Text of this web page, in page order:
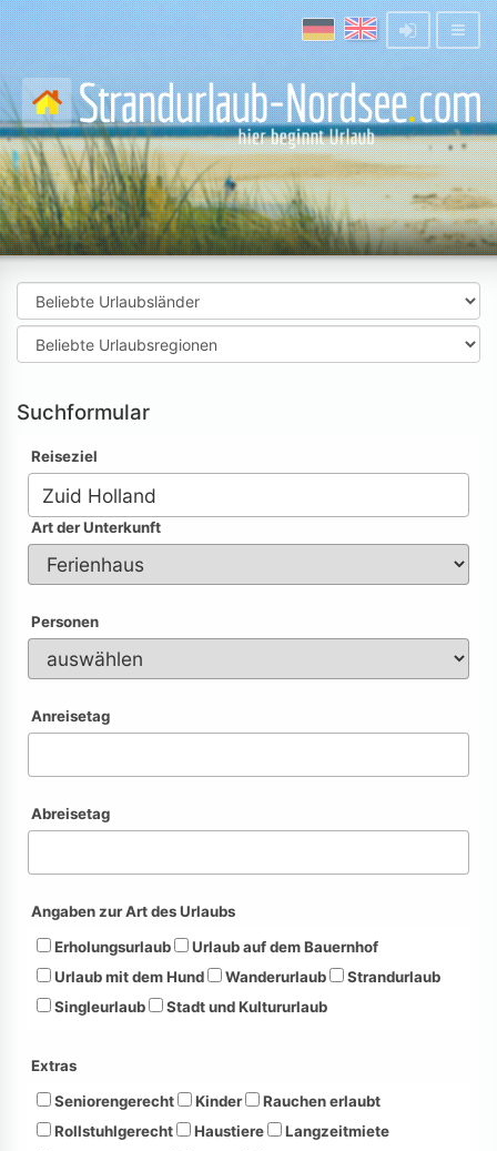
Suchformular
Reiseziel
Art der Unterkunft
Personen
Anreisetag
Abreisetag
Angaben zur Art des Urlaubs
Erholungsurlaub
Urlaub auf dem Bauernhof
Urlaub mit dem Hund
Wanderurlaub
Strandurlaub
Singleurlaub
Stadt und Kultururlaub
Extras
Seniorengerecht
Kinder
Rauchen erlaubt
Rollstuhlgerecht
Haustiere
Langzeitmiete